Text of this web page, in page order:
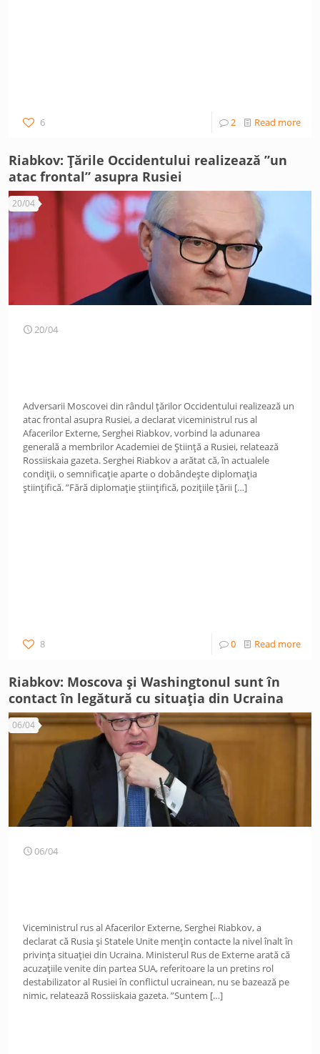
6 2 Read more
Riabkov: Țările Occidentului realizează ”un
atac frontal” asupra Rusiei
20/04
20/04
Adversarii Moscovei din rândul țărilor Occidentului realizează un
atac frontal asupra Rusiei, a declarat viceministrul rus al
Afacerilor Externe, Serghei Riabkov, vorbind la adunarea
generală a membrilor Academiei de Știință a Rusiei, relatează
Rossiiskaia gazeta. Serghei Riabkov a arătat că, în actualele
condiții, o semnificație aparte o dobândește diplomația
științifică. ”Fără diplomație științifică, pozițiile țării […]
8 0 Read more
Riabkov: Moscova și Washingtonul sunt în
contact în legătură cu situația din Ucraina
06/04
06/04
Viceministrul rus al Afacerilor Externe, Serghei Riabkov, a
declarat că Rusia și Statele Unite mențin contacte la nivel înalt în
privința situației din Ucraina. Ministerul Rus de Externe arată că
acuzațiile venite din partea SUA, referitoare la un pretins rol
destabilizator al Rusiei în conflictul ucrainean, nu se bazează pe
nimic, relatează Rossiiskaia gazeta. ”Suntem […]